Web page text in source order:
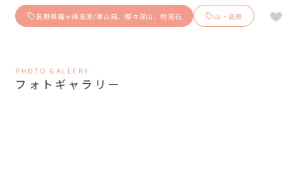
長野県霧ヶ峰高原/車山肩、蝶々深山、物見石 山・高原
PHOTO GALLERY
フォトギャラリー